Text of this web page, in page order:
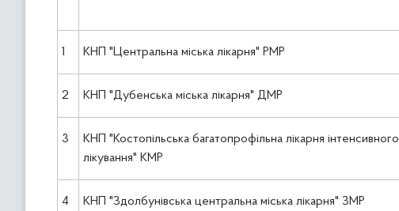
1 КНП "Центральна міська лікарня" РМР
2 КНП "Дубенська міська лікарня" ДМР
3
КНП "Костопільська багатопрофільна лікарня інтенсивного
лікування" КМР
4 КНП "Здолбунівська центральна міська лікарня" ЗМР